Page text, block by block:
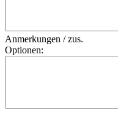
Anmerkungen / zus.
Optionen: